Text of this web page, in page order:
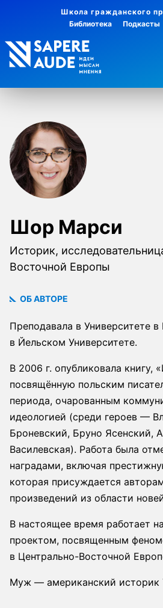
Школа гражданского
Библиотека
Подкасты
Шор Марси
Историк,
Восточной Европы
ОБ АВТОРЕ
Преподавала в Университете в
в Йельском Университете.
В 2006 г. опубликовала книгу,
посвящённую польским
периода, очарованным
идеологией (среди героев —
Броневский, Бруно Ясенский,
Василевская). Работа была
наградами, включая
которая присуждается
произведений из области
В настоящее время работает
проектом, посвященным
в Центрально-Восточной
Муж — американский историк